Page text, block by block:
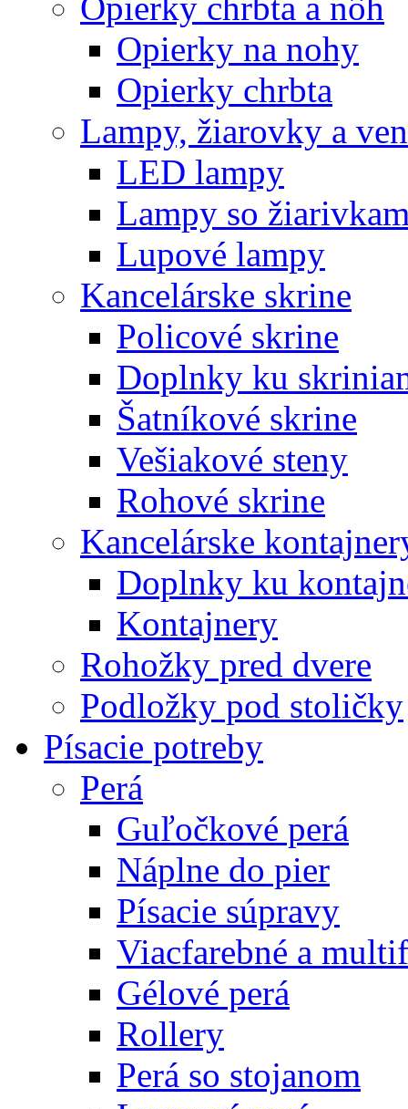
Opierky na nohy
Opierky chrbta
Lampy, žiarovky a
LED lampy
Lampy so
Lupové lampy
Kancelárske skrine
Policové skrine
Doplnky ku
Šatníkové skrine
Vešiakové steny
Rohové skrine
Kancelárske
Doplnky ku
Kontajnery
Rohožky pred dvere
Podložky pod stoličky
Písacie potreby
Perá
Guľočkové perá
Náplne do pier
Písacie súpravy
Viacfarebné a
Gélové perá
Rollery
Perá so stojanom